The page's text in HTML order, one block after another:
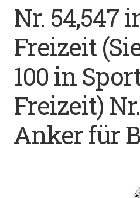
Angelvideos
Datenschutz
Impressum
Kontakt
Shop
Nr. 54,547
Freizeit
100 in
Freizeit)
Anker für